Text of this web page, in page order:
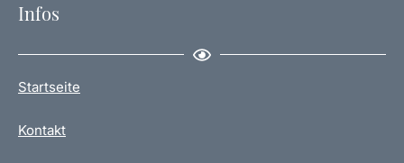
Infos
Startseite
Kontakt